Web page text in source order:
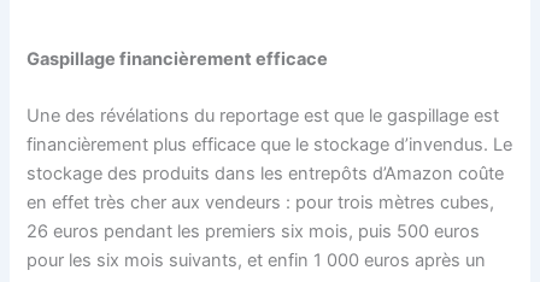
Gaspillage financièrement efficace
Une des révélations du reportage est que le gaspillage est
financièrement plus efficace que le stockage d’invendus. Le
stockage des produits dans les entrepôts d’Amazon coûte
en effet très cher aux vendeurs : pour trois mètres cubes,
26 euros pendant les premiers six mois, puis 500 euros
pour les six mois suivants, et enfin 1 000 euros après un